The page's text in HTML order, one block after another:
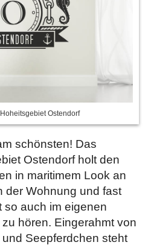
Ostendorf
schönsten! Das
Ostendorf holt den
in maritimem Look an
der Wohnung und fast
so auch im eigenen
hören. Eingerahmt von
Seepferdchen steht